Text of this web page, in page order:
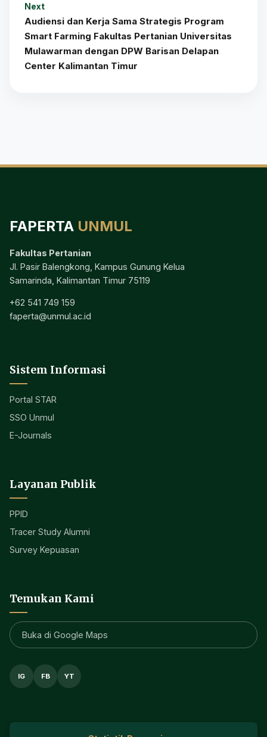
Next
Audiensi dan Kerja Sama Strategis Program
Smart Farming Fakultas Pertanian Universitas
Mulawarman dengan DPW Barisan Delapan
Center Kalimantan Timur
FAPERTA UNMUL
Fakultas Pertanian
Jl. Pasir Balengkong, Kampus Gunung Kelua
Samarinda, Kalimantan Timur 75119
+62 541 749 159
faperta@unmul.ac.id
Sistem Informasi
Portal STAR
SSO Unmul
E-Journals
Layanan Publik
PPID
Tracer Study Alumni
Survey Kepuasan
Temukan Kami
Buka di Google Maps
IG FB YT